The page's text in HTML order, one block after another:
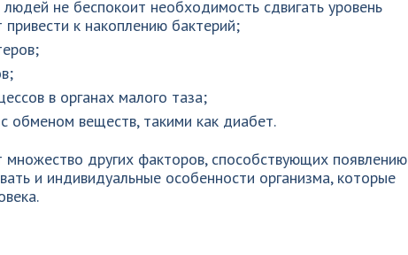
не беспокоит необходимость сдвигать уровень
к накоплению бактерий;
в органах малого таза;
обменом веществ, такими как диабет.
других факторов, способствующих появлению
и индивидуальные особенности организма, которые